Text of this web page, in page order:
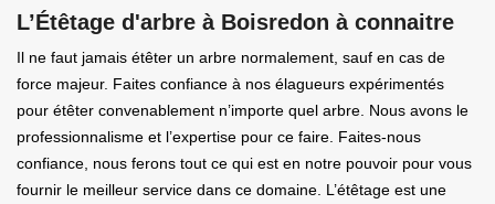
L’Étêtage d'arbre à Boisredon à connaitre
Il ne faut jamais étêter un arbre normalement, sauf en cas de
force majeur. Faites confiance à nos élagueurs expérimentés
pour étêter convenablement n’importe quel arbre. Nous avons le
professionnalisme et l’expertise pour ce faire. Faites-nous
confiance, nous ferons tout ce qui est en notre pouvoir pour vous
fournir le meilleur service dans ce domaine. L’étêtage est une